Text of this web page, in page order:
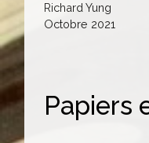
Richard Yung
Octobre 2021
Papiers